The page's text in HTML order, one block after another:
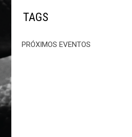
TAGS
PRÓXIMOS EVENTOS